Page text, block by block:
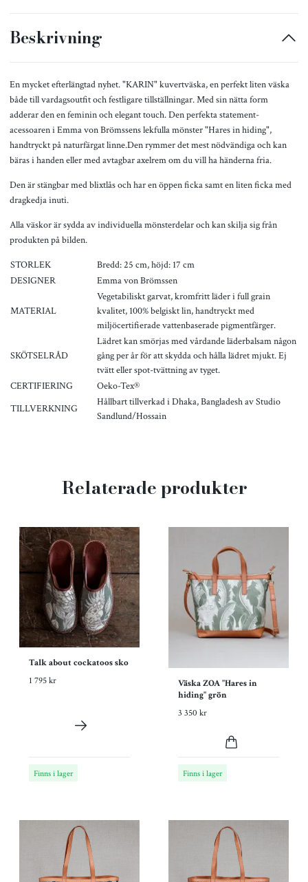
Beskrivning
En mycket efterlängtad nyhet. "KARIN" kuvertväska, en perfekt liten väska
både till vardagsoutfit och festligare tillställningar. Med sin nätta form
adderar den en feminin och elegant touch. Den perfekta statement-
acessoaren i Emma von Brömssens lekfulla mönster "Hares in hiding",
handtryckt på naturfärgat linne.Den rymmer det mest nödvändiga och kan
bäras i handen eller med avtagbar axelrem om du vill ha händerna fria.
Den är stängbar med blixtlås och har en öppen ficka samt en liten ficka med
dragkedja inuti.
Alla väskor är sydda av individuella mönsterdelar och kan skilja sig från
produkten på bilden.
STORLEK
Bredd: 25 cm, höjd: 17 cm
DESIGNER
Emma von Brömssen
MATERIAL
Vegetabiliskt garvat, kromfritt läder i full grain
kvalitet, 100% belgiskt lin, handtryckt med
miljöcertifierade vattenbaserade pigmentfärger.
SKÖTSELRÅD
Lädret kan smörjas med vårdande läderbalsam någon
gång per år för att skydda och hålla lädret mjukt. Ej
tvätt eller spot-tvättning av tyget.
CERTIFIERING
Oeko-Tex®
TILLVERKNING
Hållbart tillverkad i Dhaka, Bangladesh av Studio
Sandlund/Hossain
Relaterade produkter
Talk about cockatoos sko
1 795 kr
Finns i lager
Väska ZOA "Hares in
hiding" grön
3 350 kr
Finns i lager